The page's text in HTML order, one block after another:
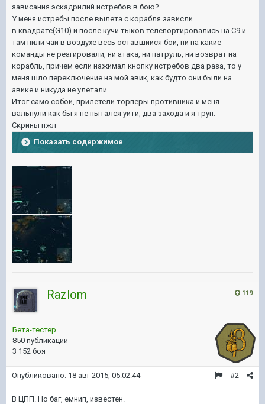
зависания эскадрилий истребов в бою?
У меня истребы после вылета с корабля зависли
в квадрате(G10) и после кучи тыков телепортировались на С9 и
там пили чай в воздухе весь оставшийся бой, ни на какие
команды не реагировали, ни атака, ни патруль, ни возврат на
корабль, причем если нажимал кнопку истребов два раза, то у
меня шло переключение на мой авик, как будто они были на
авике и никуда не улетали.
Итог само собой, прилетели торперы противника и меня
вальнули как бы я не пытался уйти, два захода и я труп.
Скрины пжл
Показать содержимое
119
Razlom
Бета-тестер
850 публикаций
3 152 боя
#2
Опубликовано: 18 авг 2015, 05:02:44
В ЦПП. Но баг, емнип, известен.